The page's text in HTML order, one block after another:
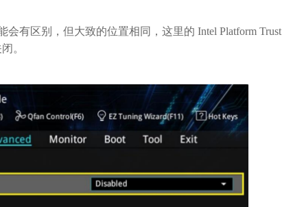
区别，但大致的位置相同，这里的 Intel Platform Trust
。